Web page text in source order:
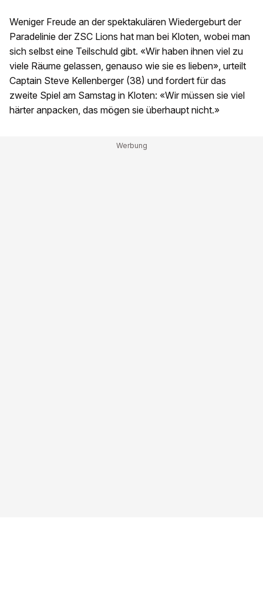
Weniger Freude an der spektakulären Wiedergeburt der
Paradelinie der ZSC Lions hat man bei Kloten, wobei man
sich selbst eine Teilschuld gibt. «Wir haben ihnen viel zu
viele Räume gelassen, genauso wie sie es lieben», urteilt
Captain Steve Kellenberger (38) und fordert für das
zweite Spiel am Samstag in Kloten: «Wir müssen sie viel
härter anpacken, das mögen sie überhaupt nicht.»